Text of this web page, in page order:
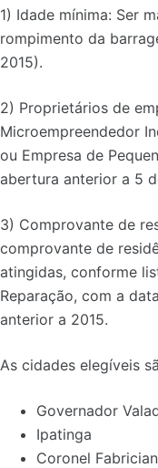
1) Idade mínima: Ser
rompimento da
2015).
2) Proprietários de
Microempreendedor
ou Empresa de
abertura anterior a 5
3) Comprovante de
comprovante de
atingidas, conforme
Reparação, com a
anterior a 2015.
As cidades elegíveis
Governador
Ipatinga
Coronel